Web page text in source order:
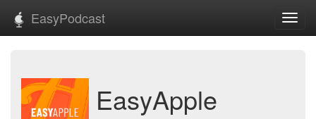
EasyPodcast
EasyApple